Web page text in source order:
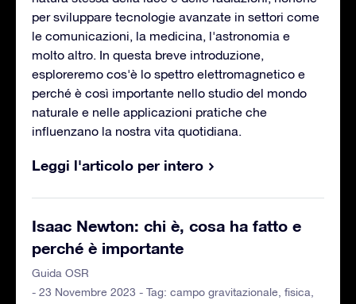
per sviluppare tecnologie avanzate in settori come
le comunicazioni, la medicina, l'astronomia e
molto altro. In questa breve introduzione,
esploreremo cos'è lo spettro elettromagnetico e
perché è così importante nello studio del mondo
naturale e nelle applicazioni pratiche che
influenzano la nostra vita quotidiana.
Leggi l'articolo per intero
Isaac Newton: chi è, cosa ha fatto e
perché è importante
Guida OSR
- 23 Novembre 2023 - Tag: campo gravitazionale fisica